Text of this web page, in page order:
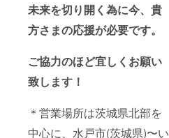
未来を切り開く為に今、 貴
方さまの応援が必要です。
ご協力のほど宜しくお願い
致します！
＊営業場所は茨城県北部を
中心に、水戸市(茨城県)〜い